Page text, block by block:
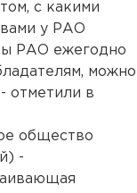
с какими
у РАО
РАО ежегодно
можно
отметили в
общество
-